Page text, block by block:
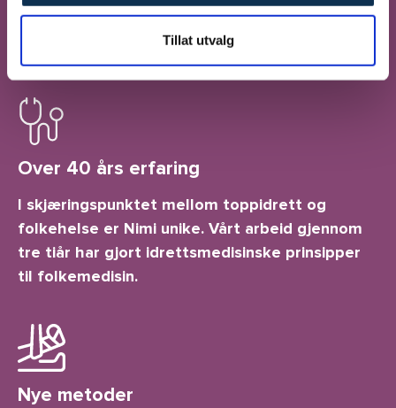
Tillat utvalg
vi deg til å bli friskere og prestere bedre.
Over 40 års erfaring
I skjæringspunktet mellom toppidrett og
folkehelse er Nimi unike. Vårt arbeid gjennom
tre tiår har gjort idrettsmedisinske prinsipper
til folkemedisin.
Nye metoder